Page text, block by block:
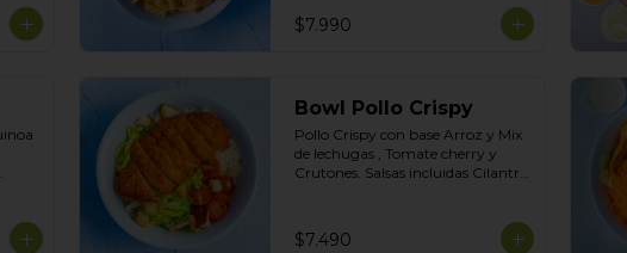
albahaca y Cilantro
$7.990
Bowl Pollo Crispy
Pollo Crispy con base Arroz y Mix
de lechugas , Tomate cherry y
Crutones. Salsas incluidas Cilantro
$7.490